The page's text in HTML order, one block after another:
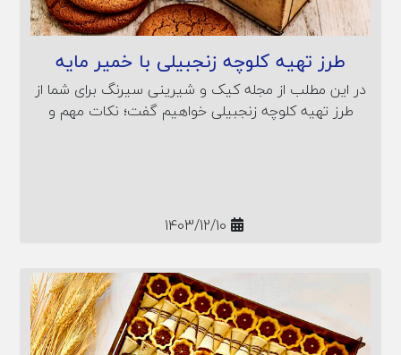
طرز تهیه کلوچه زنجبیلی با خمیر مایه
در این مطلب از مجله کیک و شیرینی سیرنگ برای شما از
طرز تهیه کلوچه زنجبیلی خواهیم گفت؛ نکات مهم و
1403/12/10